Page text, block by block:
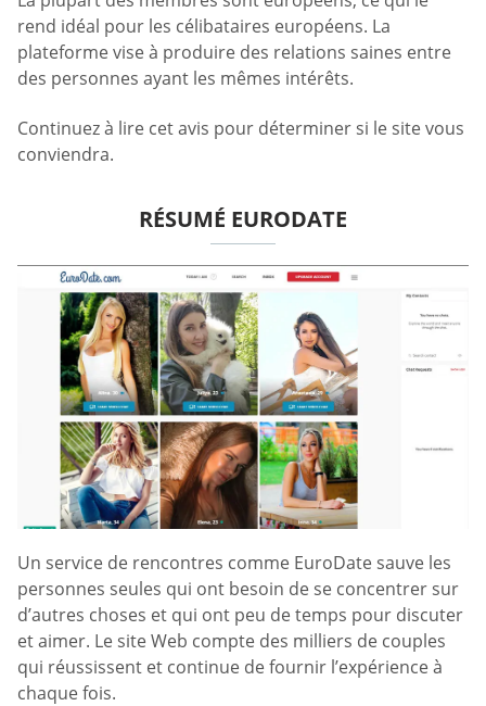
rend idéal pour les célibataires européens. La
plateforme vise à produire des relations saines entre
des personnes ayant les mêmes intérêts.
Continuez à lire cet avis pour déterminer si le site vous
conviendra.
RÉSUMÉ EURODATE
Un service de rencontres comme EuroDate sauve les
personnes seules qui ont besoin de se concentrer sur
d’autres choses et qui ont peu de temps pour discuter
et aimer. Le site Web compte des milliers de couples
qui réussissent et continue de fournir l’expérience à
chaque fois.